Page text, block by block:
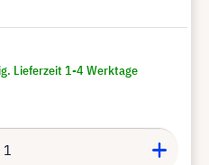
Lieferzeit 1-4 Werktage